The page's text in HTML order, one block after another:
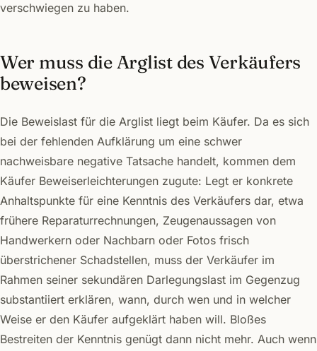
verschwiegen zu haben.
Wer muss die Arglist des Verkäufers
beweisen?
Die Beweislast für die Arglist liegt beim Käufer. Da es sich
bei der fehlenden Aufklärung um eine schwer
nachweisbare negative Tatsache handelt, kommen dem
Käufer Beweiserleichterungen zugute: Legt er konkrete
Anhaltspunkte für eine Kenntnis des Verkäufers dar, etwa
frühere Reparaturrechnungen, Zeugenaussagen von
Handwerkern oder Nachbarn oder Fotos frisch
überstrichener Schadstellen, muss der Verkäufer im
Rahmen seiner sekundären Darlegungslast im Gegenzug
substantiiert erklären, wann, durch wen und in welcher
Weise er den Käufer aufgeklärt haben will. Bloßes
Bestreiten der Kenntnis genügt dann nicht mehr. Auch wenn